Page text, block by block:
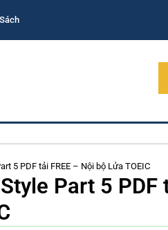
Sách
5 PDF tải FREE – Nội bộ Lửa TOEIC
Part 5 PDF